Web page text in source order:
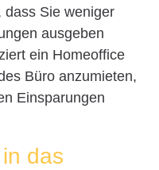
dass Sie weniger
ausgeben
ein Homeoffice
Büro anzumieten,
Einsparungen
das